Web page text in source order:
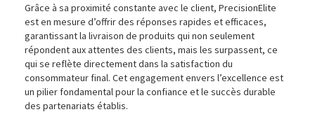
Grâce à sa proximité constante avec le client, PrecisionElite
est en mesure d’offrir des réponses rapides et efficaces,
garantissant la livraison de produits qui non seulement
répondent aux attentes des clients, mais les surpassent, ce
qui se reflète directement dans la satisfaction du
consommateur final. Cet engagement envers l’excellence est
un pilier fondamental pour la confiance et le succès durable
des partenariats établis.